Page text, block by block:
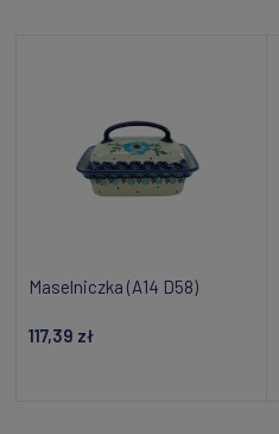
Maselniczka (A14 D58)
117,39 zł